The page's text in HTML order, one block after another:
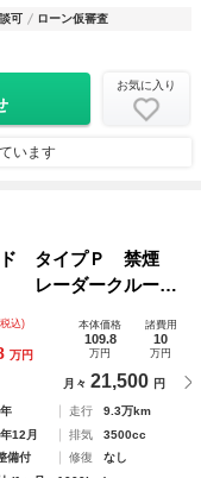
可 ローン仮審査
お気に入り
います
ド タイプＰ 禁煙
レーダークルーズ
ター アラウンドビ
ｏｏｔｈ スマート
込)
万円
本体価格
109.8
万円
諸費用
10
万円
月々 21,500 円
走行
9.3万km
12月 排気
3500cc
備付 修復
なし